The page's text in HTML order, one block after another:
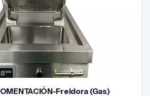
Freidora (Gas)